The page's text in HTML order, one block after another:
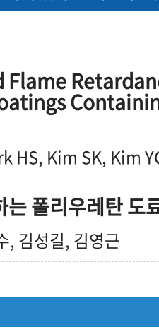
HS, Kim SK, Kim
는 폴리우레탄 도
, 김성길, 김영근